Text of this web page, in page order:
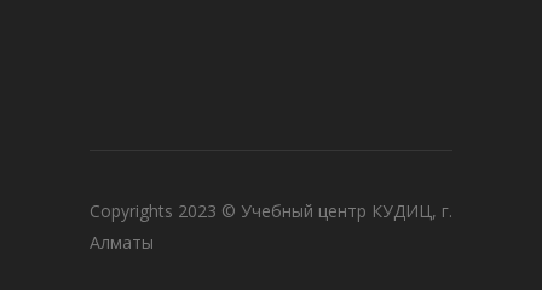
Copyrights 2023 © Учебный центр КУДИЦ, г.
Алматы